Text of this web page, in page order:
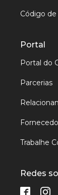
Código
Portal
Portal do
Parcerias
Trabalhe
Redes